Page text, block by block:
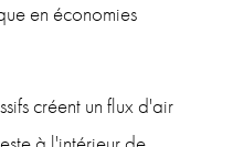
en économies
créent un flux d'air